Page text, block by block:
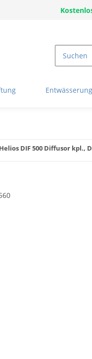
Helios DIF 500 Diffusor kpl.,